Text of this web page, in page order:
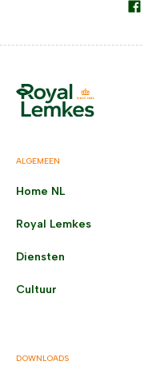
ALGEMEEN
Home NL
Royal Lemkes
Diensten
Cultuur
DOWNLOADS